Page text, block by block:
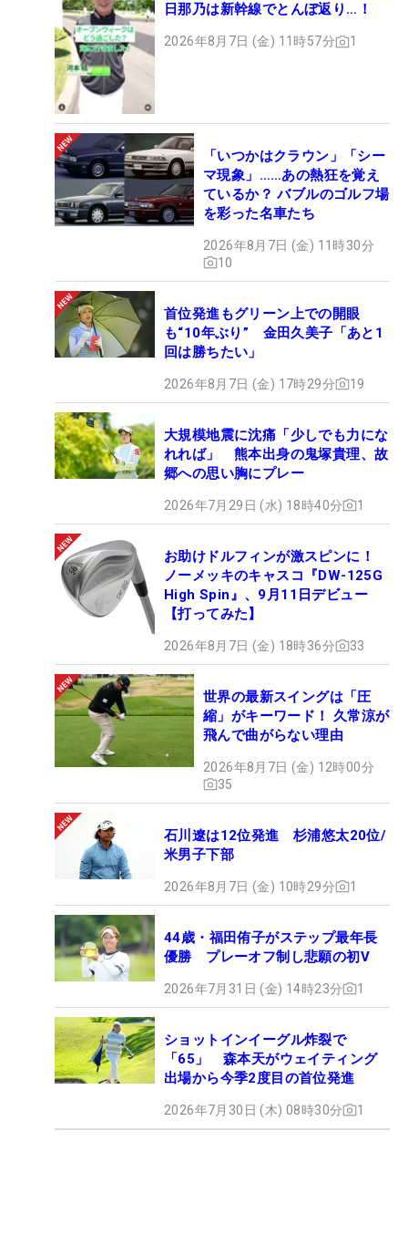
日那乃は新幹線でとんぼ返り…！
2026年8月7日 (金) 11時57分 1
「いつかはクラウン」「シー
マ現象」……あの熱狂を覚え
ているか？ バブルのゴルフ場
を彩った名車たち
2026年8月7日 (金) 11時30分
10
首位発進もグリーン上での開眼
も“10年ぶり” 金田久美子「あと1
回は勝ちたい」
2026年8月7日 (金) 17時29分 19
大規模地震に沈痛「少しでも力にな
れれば」 熊本出身の鬼塚貴理、故
郷への思い胸にプレー
2026年7月29日 (水) 18時40分 1
お助けドルフィンが激スピンに！
ノーメッキのキャスコ『DW-125G
High Spin』、9月11日デビュー
【打ってみた】
2026年8月7日 (金) 18時36分 33
世界の最新スイングは「圧
縮」がキーワード！ 久常涼が
飛んで曲がらない理由
2026年8月7日 (金) 12時00分
35
石川遼は12位発進 杉浦悠太20位/
米男子下部
2026年8月7日 (金) 10時29分 1
44歳・福田侑子がステップ最年長
優勝 プレーオフ制し悲願の初V
2026年7月31日 (金) 14時23分 1
ショットインイーグル炸裂で
「65」 森本天がウェイティング
出場から今季2度目の首位発進
2026年7月30日 (木) 08時30分 1